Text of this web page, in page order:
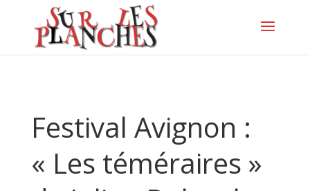
Festival Avignon :
« Les téméraires »